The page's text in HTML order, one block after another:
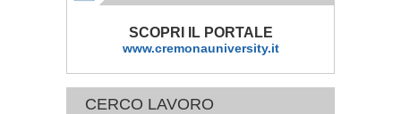
SCOPRI IL PORTALE
www.cremonauniversity.it
CERCO LAVORO